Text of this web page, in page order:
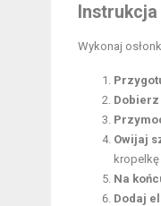
Wykonaj
Owijaj
Na
Dodaj